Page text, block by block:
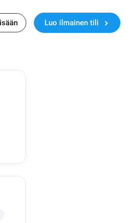
Luo ilmainen tili